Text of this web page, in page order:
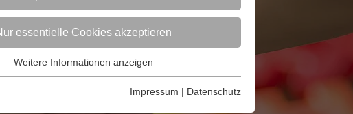
essentielle Cookies akzeptieren
werden für grundlegende Funktionen der
Weitere Informationen anzeigen
Impressum | Datenschutz